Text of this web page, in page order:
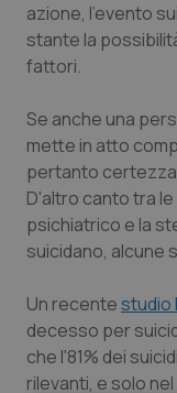
Tiroide
Tumore
Tumori del
Tumori
Ulcera &
Vaccini
azione, l'evento
stante la
fattori.
Se anche una
mette in atto
pertanto certezza
D'altro canto tra
psichiatrico e la
suicidano, alcune
Un recentestudio
decesso per
che l'81% dei
rilevanti, e solo